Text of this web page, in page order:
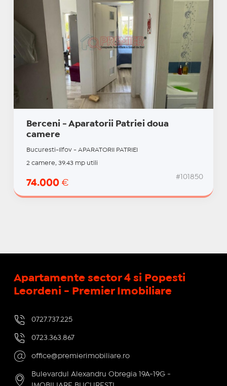
Berceni - Aparatorii Patriei doua
camere
Bucuresti-Ilfov - APARATORII PATRIEI
2 camere, 39.43 mp utili
74.000 €
#101850
Apartamente sector 4 si Popesti
Leordeni - Premier Imobiliare
0727.737.225
0723.363.867
office@premierimobiliare.ro
Bulevardul Alexandru Obregia 19A-19G -